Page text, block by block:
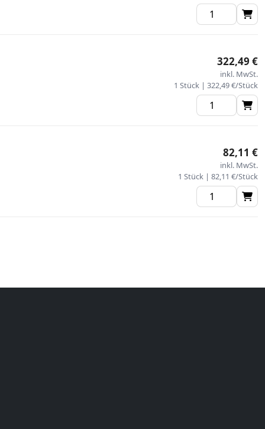
322,49 €
inkl. MwSt.
1 Stück | 322,49 €/Stück
82,11 €
inkl. MwSt.
1 Stück | 82,11 €/Stück